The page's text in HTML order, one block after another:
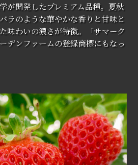
が開発したプレミアム品種。夏秋
ラのような華やかな香りと甘味と
味わいの濃さが特徴。「サマーク
デンファームの登録商標にもなっ